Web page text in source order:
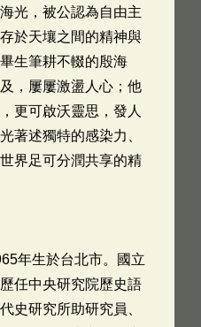
光，被公認為自由主
於天壤之間的精神與
生筆耕不輟的殷海
，屢屢激盪人心；他
更可啟沃靈思，發人
著述獨特的感染力、
界足可分潤共享的精
年生於台北市。國立
任中央研究院歷史語
史研究所助研究員、